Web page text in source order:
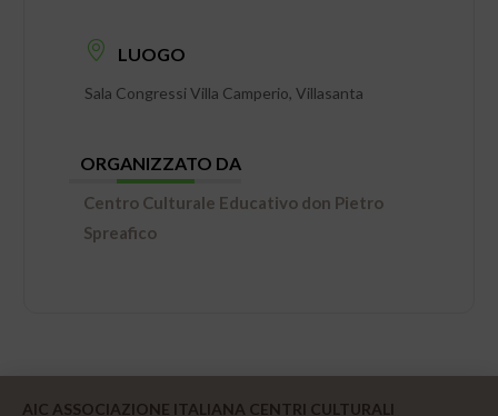
LUOGO
Sala Congressi Villa Camperio, Villasanta
ORGANIZZATO DA
Centro Culturale Educativo don Pietro
Spreafico
AIC ASSOCIAZIONE ITALIANA CENTRI CULTURALI